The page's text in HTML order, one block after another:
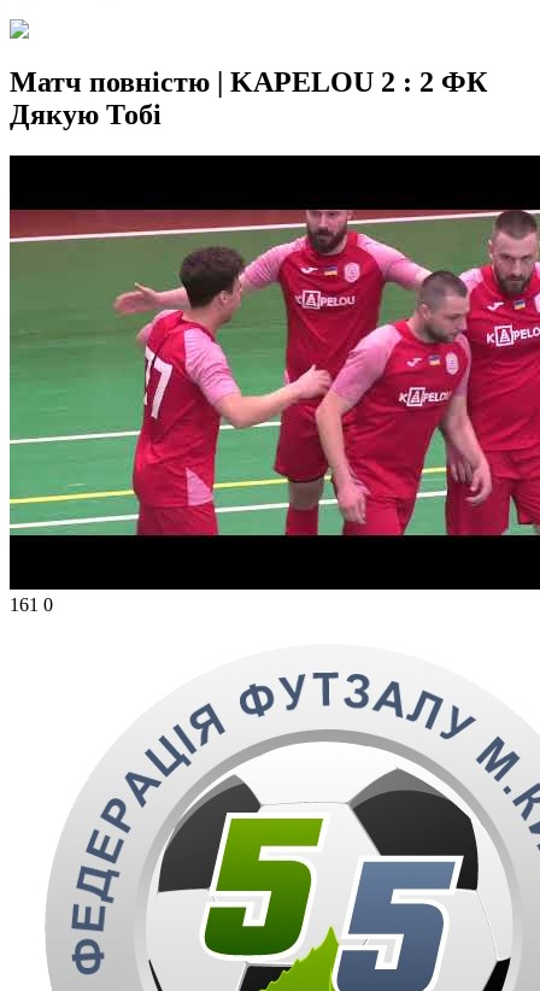
Матч повністю | KAPELOU 2 : 2 ФК
Дякую Тобі
161 0